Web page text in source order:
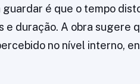
guardar é que o tempo
e duração. A obra sugere
no nível interno,